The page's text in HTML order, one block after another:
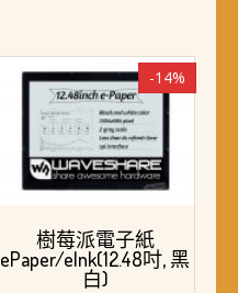
-14%
樹莓派電子紙
ePaper/eInk(12.48吋, 黑
白)